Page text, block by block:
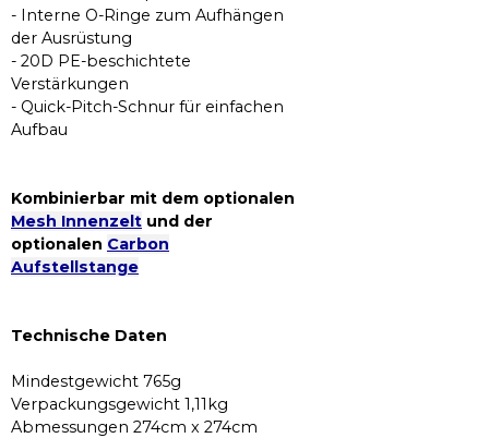
- Interne O-Ringe zum Aufhängen
der Ausrüstung
- 20D PE-beschichtete
Verstärkungen
- Quick-Pitch-Schnur für einfachen
Aufbau
Kombinierbar mit dem optionalen
Mesh Innenzelt und der
optionalen Carbon
Aufstellstange
Technische Daten
Mindestgewicht 765g
Verpackungsgewicht 1,11kg
Abmessungen 274cm x 274cm